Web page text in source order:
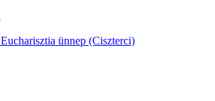
ünnep (Ciszterci)